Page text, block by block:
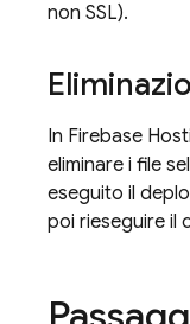
non SSL).
In Firebase
eliminare i file
eseguito il
poi rieseguire il